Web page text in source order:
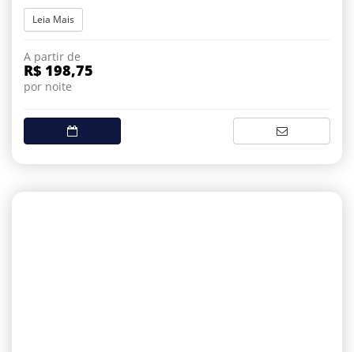
Leia Mais
A partir de
R$ 198,75
por noite